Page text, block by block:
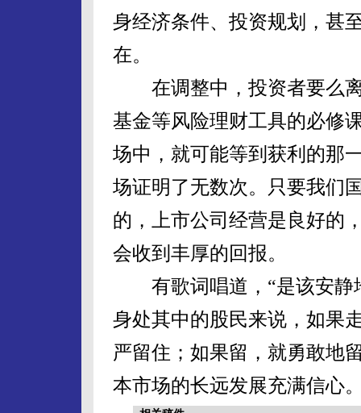
身经济条件、投资规划，甚
在。
在调整中，投资者要么离
基金等风险理财工具的必修
场中，就可能等到获利的那
场证明了无数次。只要我们
的，上市公司经营是良好的
会收到丰厚的回报。
有歌词唱道，“是该安静
身处其中的股民来说，如果
严留住；如果留，就勇敢地
本市场的长远发展充满信心